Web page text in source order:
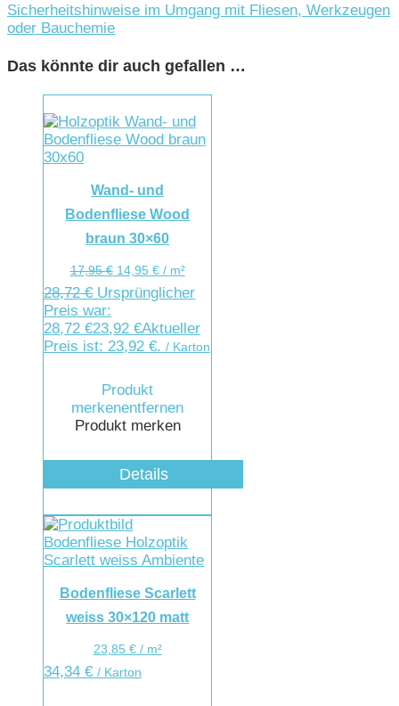
Sicherheitshinweise im Umgang mit Fliesen, Werkzeugen
oder Bauchemie
Das könnte dir auch gefallen …
Wand- und
Bodenfliese Wood
braun 30×60
17,95€ 14,95 €/ m²
28,72€ Ursprünglicher
Preis war:
28,72 €23,92 €Aktueller
Preis ist: 23,92 €. / Karton
Produkt
merkenentfernen
Produkt merken
Details
Bodenfliese Scarlett
weiss 30×120 matt
23,85 €/ m²
34,34 € / Karton